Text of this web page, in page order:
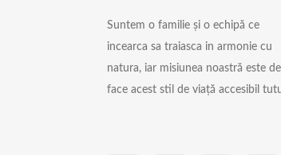
Suntem o familie și o echipă ce
incearca sa traiasca in armonie cu
natura, iar misiunea noastră este
face acest stil de viață accesibil